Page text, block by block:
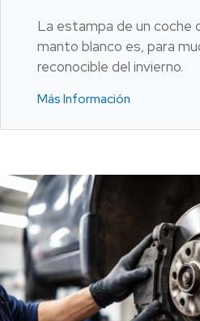
La estampa de un coche
manto blanco es, para
reconocible del invierno.
Más Información